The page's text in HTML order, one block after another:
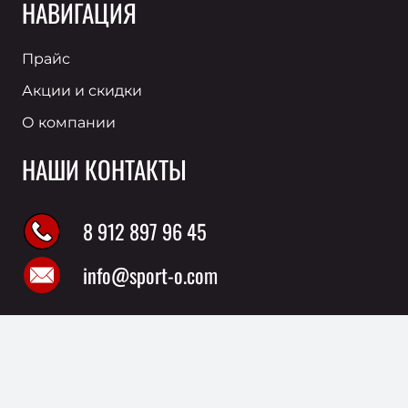
НАВИГАЦИЯ
Прайс
Акции и скидки
О компании
НАШИ КОНТАКТЫ
8 912 897 96 45
info@sport-o.com